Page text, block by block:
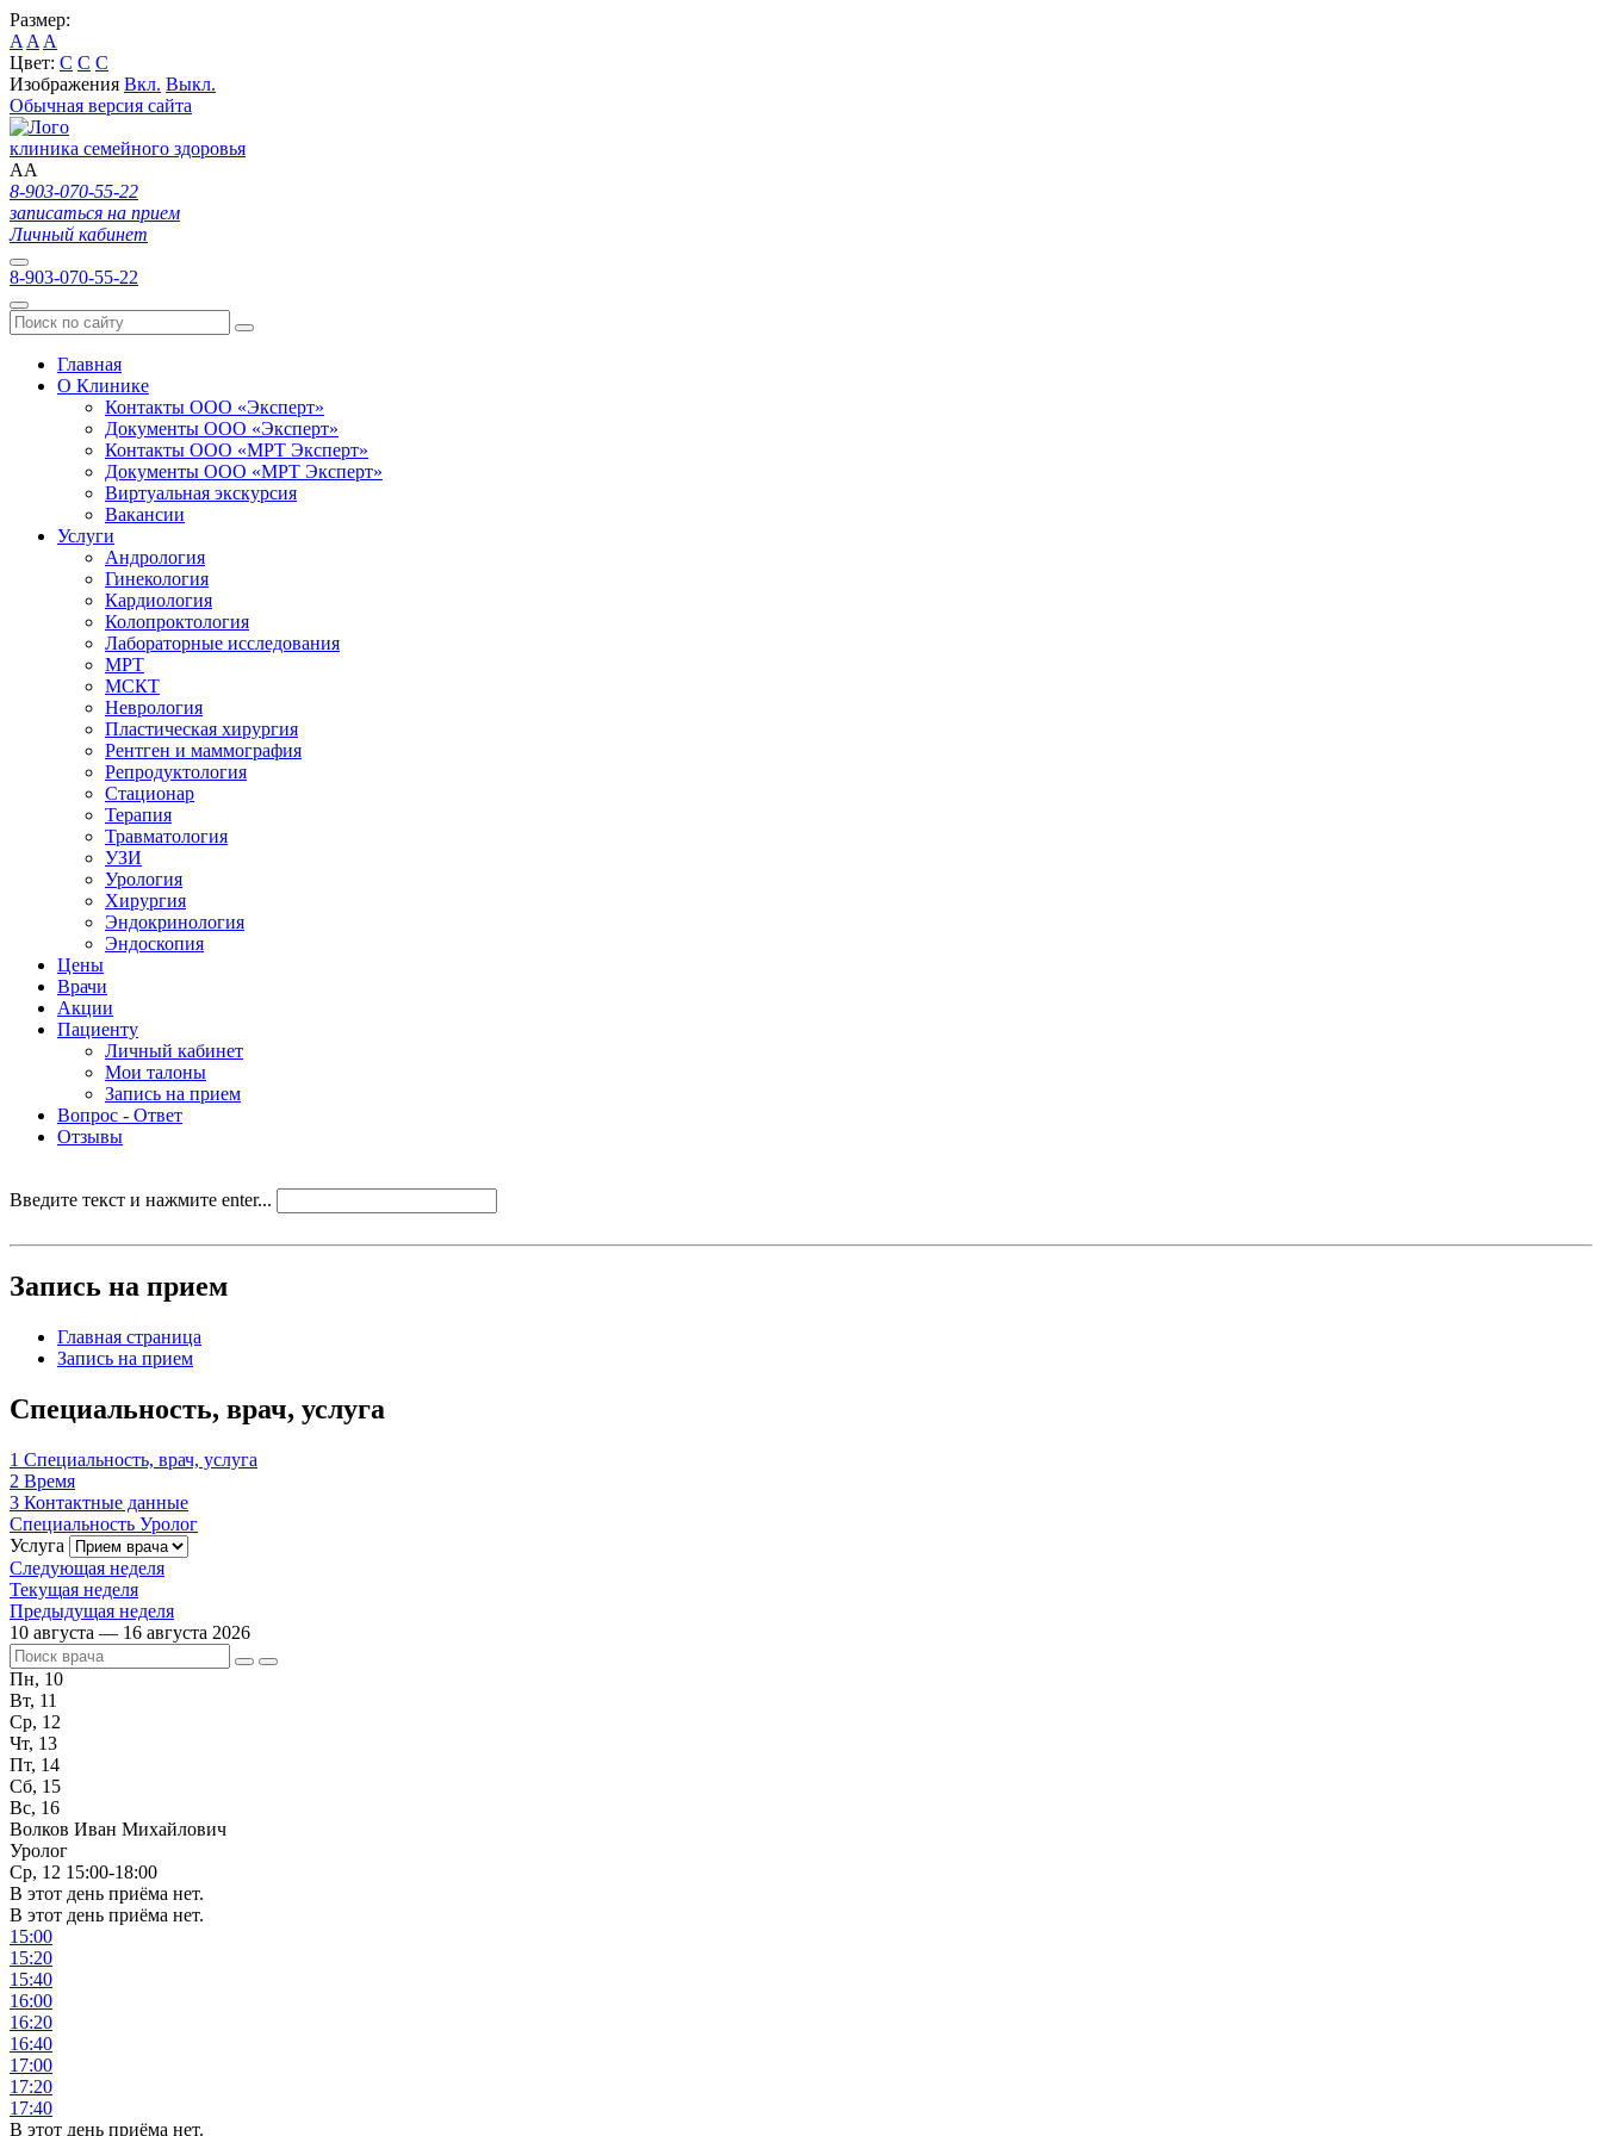
Размер:
A A A
Цвет: C C C
Изображения Вкл. Выкл.
Обычная версия сайта
клиника семейного здоровья
AA
8-903-070-55-22
записаться на прием
Личный кабинет
8-903-070-55-22
Главная
О Клинике
Контакты ООО «Эксперт»
Документы ООО «Эксперт»
Контакты ООО «МРТ Эксперт»
Документы ООО «МРТ Эксперт»
Виртуальная экскурсия
Вакансии
Услуги
Андрология
Гинекология
Кардиология
Колопроктология
Лабораторные исследования
МРТ
МСКТ
Неврология
Пластическая хирургия
Рентген и маммография
Репродуктология
Стационар
Терапия
Травматология
УЗИ
Урология
Хирургия
Эндокринология
Эндоскопия
Цены
Врачи
Акции
Пациенту
Личный кабинет
Мои талоны
Запись на прием
Вопрос - Ответ
Отзывы
Введите текст и нажмите enter...
Запись на прием
Главная страница
Запись на прием
Специальность, врач, услуга
1 Специальность, врач, услуга
2 Время
3 Контактные данные
Специальность Уролог
Услуга
Следующая неделя
Текущая неделя
Предыдущая неделя
10 августа — 16 августа 2026
Пн, 10
Вт, 11
Ср, 12
Чт, 13
Пт, 14
Сб, 15
Вс, 16
Волков Иван Михайлович
Уролог
Ср, 12 15:00-18:00
В этот день приёма нет.
В этот день приёма нет.
15:00
15:20
15:40
16:00
16:20
16:40
17:00
17:20
17:40
В этот день приёма нет.